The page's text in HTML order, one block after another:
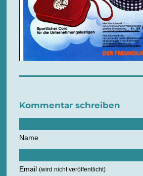
Kommentar schreiben
Name
Email (wird nicht veröffentlicht)